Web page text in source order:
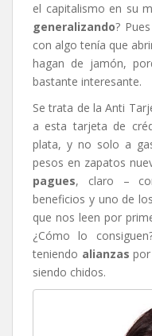
el capitalismo en su
generalizando?
con algo tenía que
hagan de jamón,
bastante interesante.
Se trata de la Anti
a esta tarjeta de
plata, y no solo a
pesos en zapatos
pagues, claro –
beneficios y uno de
que nos leen por
¿Cómo lo
teniendo alianzas
siendo chidos.